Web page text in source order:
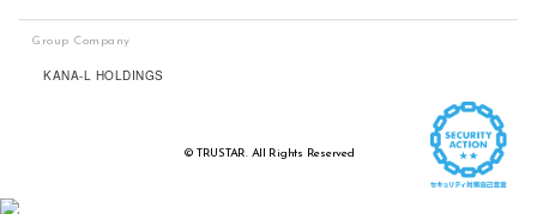
Group Company
KANA-L HOLDINGS
© TRUSTAR. All Rights Reserved